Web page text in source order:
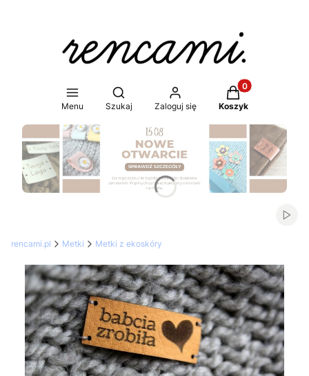
Menu
Otwórz wyszukiwarkę
Szukaj Zaloguj się
Produkty w
Koszyk
Naciśnij Enter lub spację, aby otworzyć stronę.
rencami.pl Metki Metki z ekoskóry